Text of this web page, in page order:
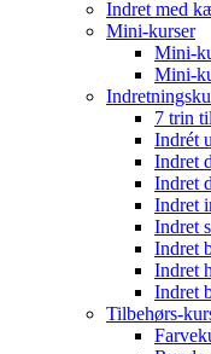
Indret med
Mini-kurser
Mini-
Mini-
7 trin
Indrét
Indret
Indret
Indret
Indret
Indret
Indret
Indret
Tilbehørs-